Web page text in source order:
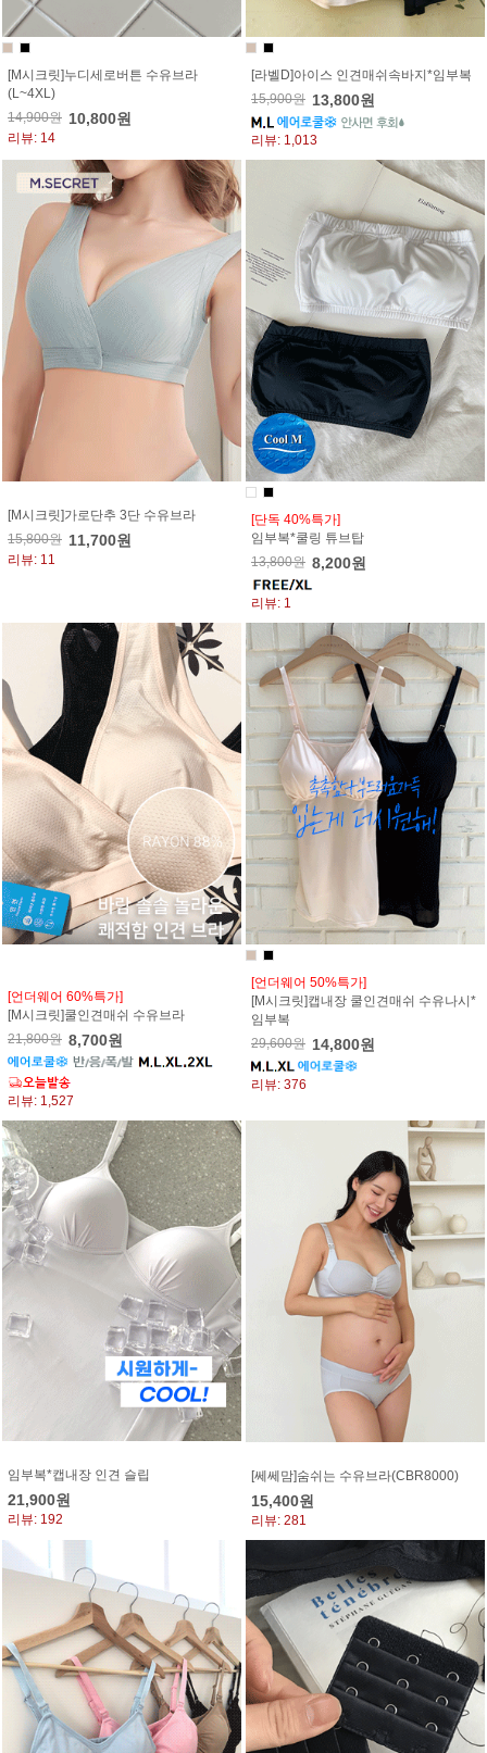
[M시크릿]누디세로버튼 수유브라
(L~4XL)
14,900원 10,800원
리뷰: 14
[라벨D]아이스 인견매쉬속바지*임부복
15,900원 13,800원
리뷰: 1,013
[M시크릿]가로단추 3단 수유브라
15,800원 11,700원
리뷰: 11
[단독 40%특가]
임부복*쿨링 튜브탑
13,800원 8,200원
리뷰: 1
[언더웨어 60%특가]
[M시크릿]쿨인견매쉬 수유브라
21,800원 8,700원
리뷰: 1,527
[언더웨어 50%특가]
[M시크릿]캡내장 쿨인견매쉬 수유나시*
임부복
29,600원 14,800원
리뷰: 376
임부복*캡내장 인견 슬립
21,900원
리뷰: 192
[쎄쎄맘]숨쉬는 수유브라(CBR8000)
15,400원
리뷰: 281